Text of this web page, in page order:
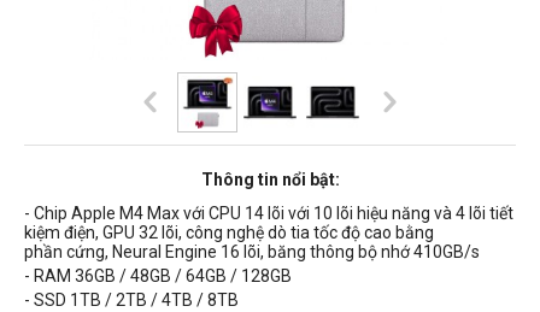
Thông tin nổi bật:
- Chip Apple M4 Max với CPU 14 lõi với 10 lõi hiệu năng và 4 lõi tiết
kiệm điện, GPU 32 lõi, công nghệ dò tia tốc độ cao bằng
phần cứng, Neural Engine 16 lõi, băng thông bộ nhớ410GB/s
- RAM 36GB / 48GB / 64GB / 128GB
- SSD 1TB / 2TB / 4TB / 8TB